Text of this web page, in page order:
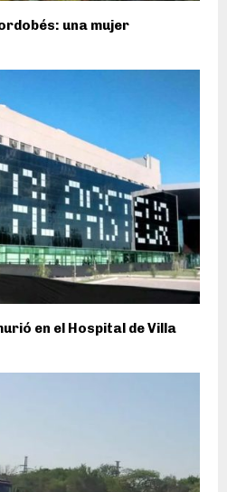
una mujer
en el Hospital de Villa